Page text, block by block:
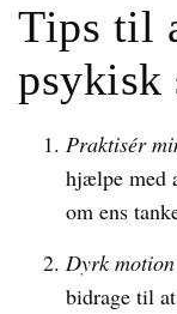
Tips til
psykisk
Praktisér
hjælpe med
om ens
Dyrk
bidrage til